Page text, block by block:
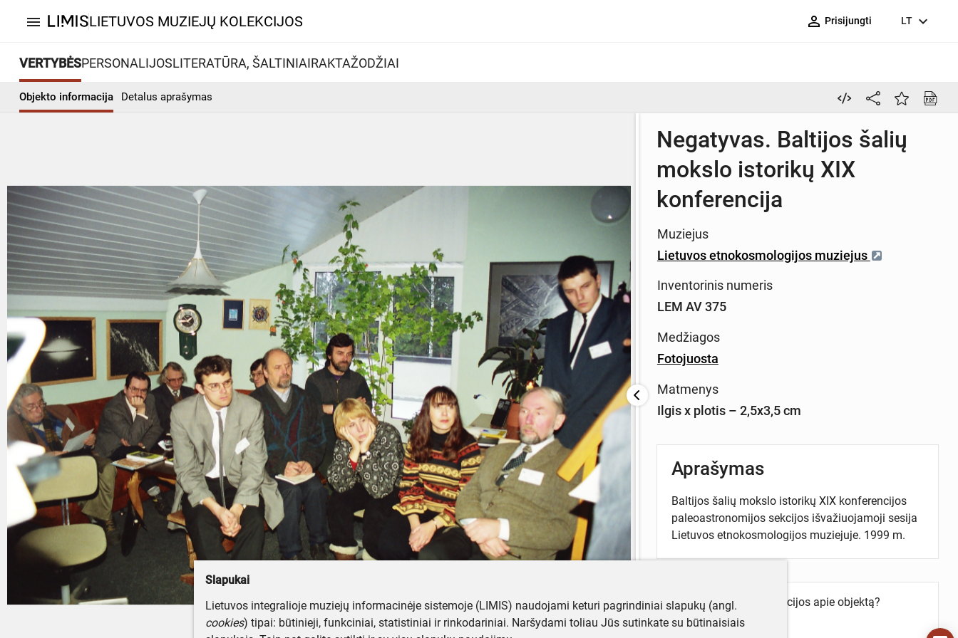
menu LIETUVOS MUZIEJŲ KOLEKCIJOS person_outline Prisijungti LT expand_more
VERTYBĖSPERSONALIJOSLITERATŪRA, ŠALTINIAIRAKTAŽODŽIAI
Objekto informacija Detalus aprašymas
Negatyvas. Baltijos šalių
mokslo istorikų XIX
konferencija
Muziejus
Lietuvos etnokosmologijos muziejus
Inventorinis numeris
LEM AV 375
Medžiagos
Fotojuosta
Matmenys
Ilgis x plotis – 2,5x3,5 cm
Aprašymas
Baltijos šalių mokslo istorikų XIX konferencijos
paleoastronomijos sekcijos išvažiuojamoji sesija
Lietuvos etnokosmologijos muziejuje. 1999 m.
Turite daugiau informacijos apie objektą?
Parašykite mums!
Slapukai
Lietuvos integralioje muziejų informacinėje sistemoje (LIMIS) naudojami keturi pagrindiniai slapukų (angl.
cookies) tipai: būtinieji, funkciniai, statistiniai ir rinkodariniai. Naršydami toliau Jūs sutinkate su būtinaisiais